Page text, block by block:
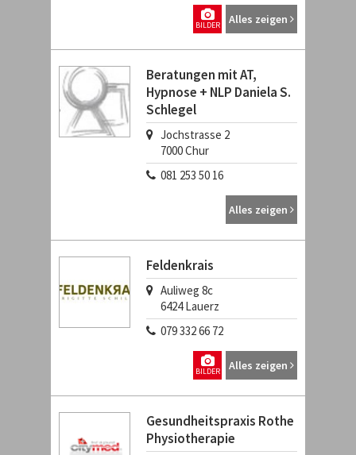
Alles zeigen
BILDER
Beratungen mit AT,
Hypnose + NLP Daniela S.
Schlegel
Jochstrasse 2
7000Chur
081 253 50 16
Alles zeigen
Feldenkrais
Auliweg 8c
6424 Lauerz
079 332 66 72
Alles zeigen
BILDER
Gesundheitspraxis Rothe
Physiotherapie